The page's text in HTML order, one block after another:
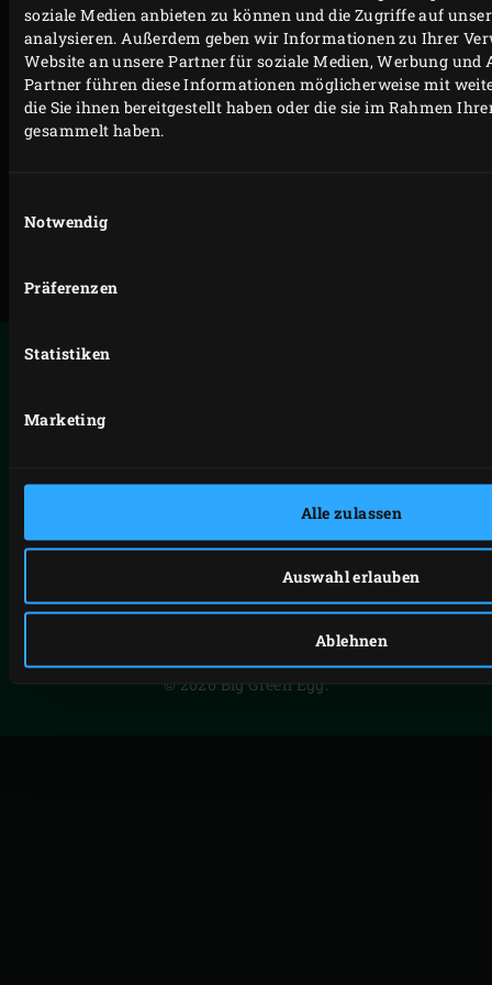
soziale Medien anbieten zu können und die Zugriffe auf
analysieren. Außerdem geben wir Informationen zu Ihrer
Website an unsere Partner für soziale Medien, Werbung und
Partner führen diese Informationen möglicherweise mit
die Sie ihnen bereitgestellt haben oder die sie im Rahmen
gesammelt haben.
Notwendig
Präferenzen
Statistiken
Marketing
Alle zulassen
Auswahl erlauben
Ablehnen
Welche Rechte haben Sie?
Änderungen
Kontakt
FACEBOOKYOUTUBEINSTAGRAM
PRIVACY STATEMENT
© 2026 Big Green Egg.